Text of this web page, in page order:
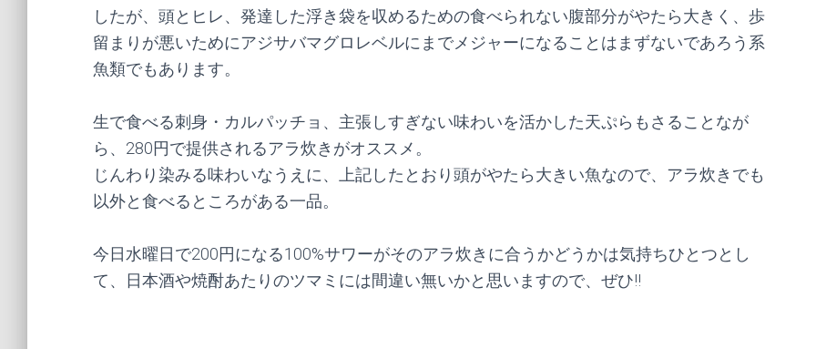
したが、頭とヒレ、発達した浮き袋を収めるための食べられない腹部分がやたら大きく、歩
留まりが悪いためにアジサバマグロレベルにまでメジャーになることはまずないであろう系
魚類でもあります。
生で食べる刺身・カルパッチョ、主張しすぎない味わいを活かした天ぷらもさることなが
ら、280円で提供されるアラ炊きがオススメ。
じんわり染みる味わいなうえに、上記したとおり頭がやたら大きい魚なので、アラ炊きでも
以外と食べるところがある一品。
今日水曜日で200円になる100%サワーがそのアラ炊きに合うかどうかは気持ちひとつとし
て、日本酒や焼酎あたりのツマミには間違い無いかと思いますので、ぜひ!!